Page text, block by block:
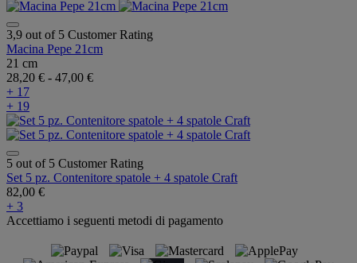
3,9 out of 5 Customer Rating
Macina Pepe 21cm
21 cm
28,20 € - 47,00 €
+ 17
+ 19
5 out of 5 Customer Rating
Set 5 pz. Contenitore spatole + 4 spatole Craft
82,00 €
+ 3
Accettiamo i seguenti metodi di pagamento